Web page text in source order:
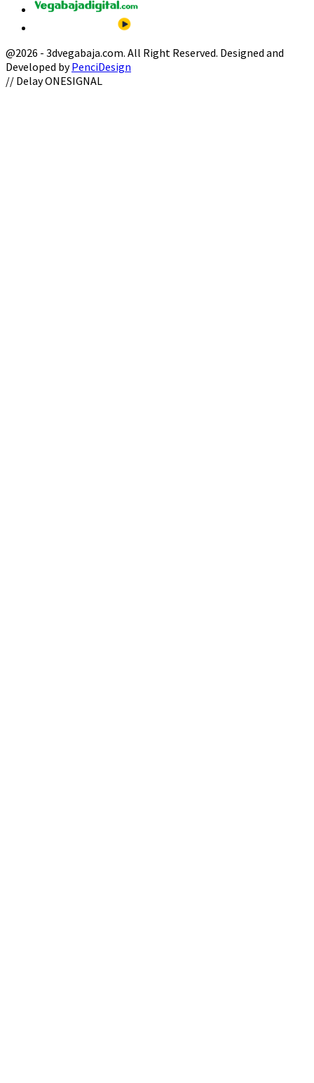
@2026 - 3dvegabaja.com. All Right Reserved. Designed and
Developed byPenciDesign
Facebook
Twitter
Instagram
Youtube
Email
// Delay ONESIGNAL